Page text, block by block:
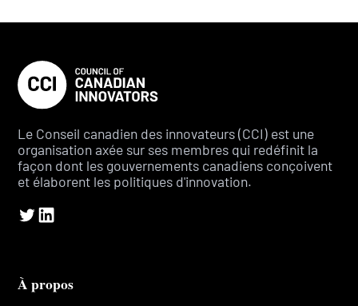
Le Conseil canadien des innovateurs (CCI) est une
organisation axée sur ses membres qui redéfinit la
façon dont les gouvernements canadiens conçoivent
et élaborent les politiques d'innovation.
À propos